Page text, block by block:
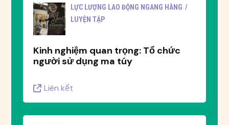
LỰC LƯỢNG LAO ĐỘNG NGANG HÀNG
LUYỆN TẬP
Kinh nghiệm quan trọng: Tổ chức
người sử dụng ma túy
Liên kết